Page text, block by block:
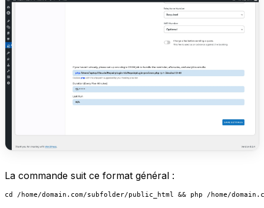
La commande suit ce format général :